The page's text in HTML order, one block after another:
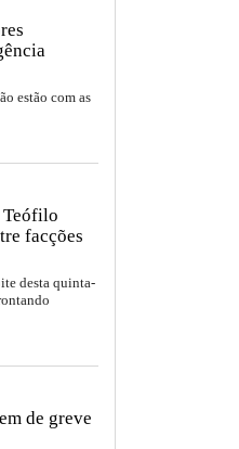
estão com as
Teófilo
facções
desta quinta-
de greve